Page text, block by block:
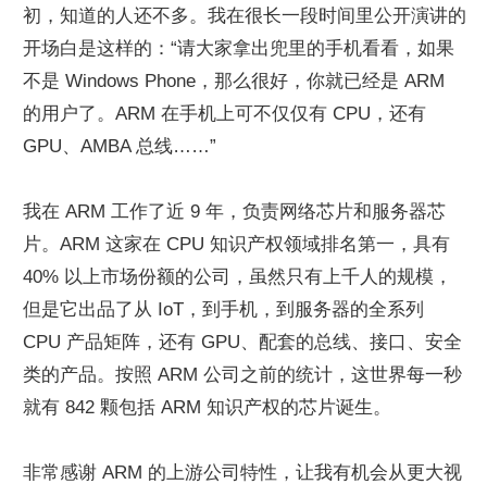
初，知道的人还不多。我在很长一段时间里公开演讲的
开场白是这样的：“请大家拿出兜里的手机看看，如果
不是 Windows Phone，那么很好，你就已经是 ARM
的用户了。ARM 在手机上可不仅仅有 CPU，还有
GPU、AMBA 总线……”
我在 ARM 工作了近 9 年，负责网络芯片和服务器芯
片。ARM 这家在 CPU 知识产权领域排名第一，具有
40% 以上市场份额的公司，虽然只有上千人的规模，
但是它出品了从 IoT，到手机，到服务器的全系列
CPU 产品矩阵，还有 GPU、配套的总线、接口、安全
类的产品。按照 ARM 公司之前的统计，这世界每一秒
就有 842 颗包括 ARM 知识产权的芯片诞生。
非常感谢 ARM 的上游公司特性，让我有机会从更大视